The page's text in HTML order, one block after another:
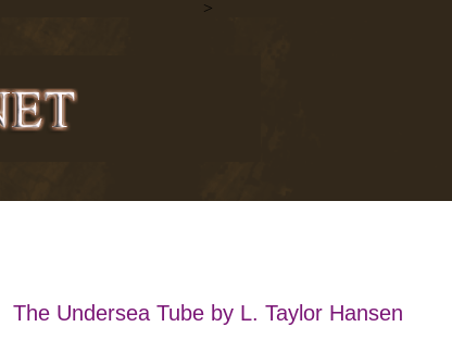
>
The Undersea Tube by L. Taylor Hansen